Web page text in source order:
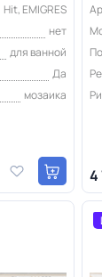
Hit, EMIGRES
нет
для ванной
Да
мозаика
4